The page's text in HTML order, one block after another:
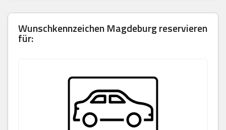
Wunschkennzeichen Magdeburg reservieren
für: